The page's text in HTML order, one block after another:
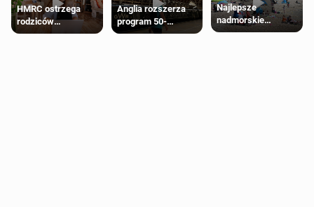
HMRC ostrzega
rodziców
pobierających Child
Anglia rozszerza
program 50-
procentowych
Najlepsze
nadmorskie
miasteczko blisko